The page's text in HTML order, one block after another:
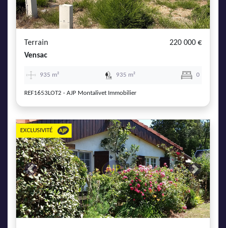
AJP Actualités
Service Qualité Clients
Terrain
220 000 €
Vensac
935 m² 935 m² 0
REF1653LOT2 - AJP Montalivet Immobilier
Previous Next
EXCLUSIVITÉ